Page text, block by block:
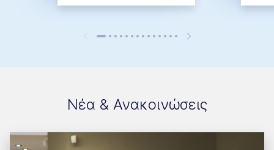
Νέα & Ανακοινώσεις